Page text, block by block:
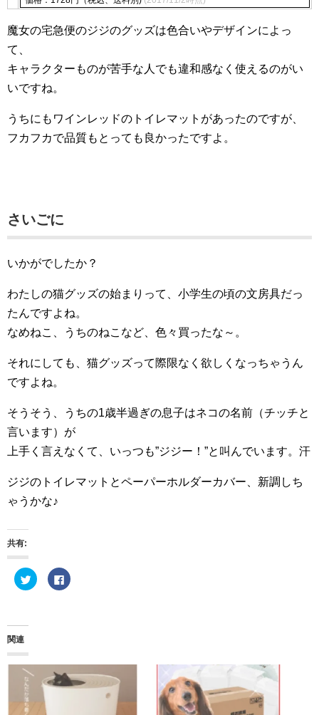
魔女の宅急便のジジのグッズは色合いやデザインによっ
て、
キャラクターものが苦手な人でも違和感なく使えるのがい
いですね。
うちにもワインレッドのトイレマットがあったのですが、
フカフカで品質もとっても良かったですよ。
さいごに
いかがでしたか？
わたしの猫グッズの始まりって、小学生の頃の文房具だっ
たんですよね。
なめねこ、うちのねこなど、色々買ったな～。
それにしても、猫グッズって際限なく欲しくなっちゃうん
ですよね。
そうそう、うちの1歳半過ぎの息子はネコの名前（チッチと
言います）が
上手く言えなくて、いっつも”ジジー！”と叫んでいます。汗
ジジのトイレマットとペーパーホルダーカバー、新調しち
ゃうかな♪
共有:
ク
リ
t
r
有
F
a
有
す
る
に
関連